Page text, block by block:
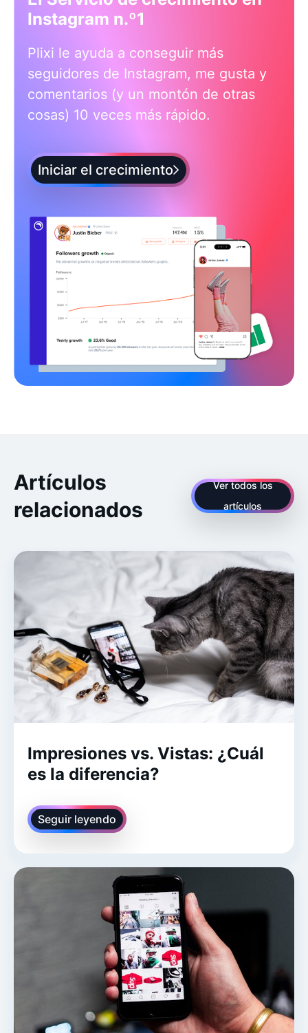
Instagram n.º1
Plixi le ayuda a conseguir más
seguidores de Instagram, me gusta y
comentarios (y un montón de otras
cosas) 10 veces más rápido.
Iniciar el crecimiento
Artículos
relacionados
Ver todos los
artículos
Impresiones vs. Vistas: ¿Cuál
es la diferencia?
Seguir leyendo